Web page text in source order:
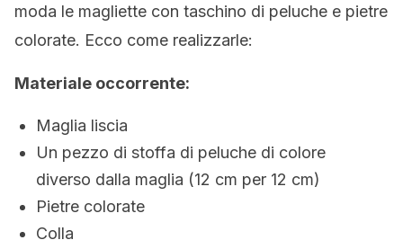
moda le magliette con taschino di peluche e pietre
colorate. Ecco come realizzarle:
Materiale occorrente:
Maglia liscia
Un pezzo di stoffa di peluche di colore
diverso dalla maglia (12 cm per 12 cm)
Pietre colorate
Colla